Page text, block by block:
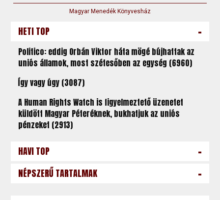
Magyar Menedék Könyvesház
HETI TOP -
Politico: eddig Orbán Viktor háta mögé bújhattak az
uniós államok, most szétesőben az egység (6960)
Így vagy úgy (3087)
A Human Rights Watch is figyelmeztető üzenetet
küldött Magyar Péteréknek, bukhatjuk az uniós
pénzeket (2913)
HAVI TOP -
NÉPSZERŰ TARTALMAK -